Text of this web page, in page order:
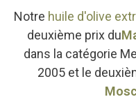
Notre huile d'olive
deuxième prix du
dans la catégorie
2005 et le